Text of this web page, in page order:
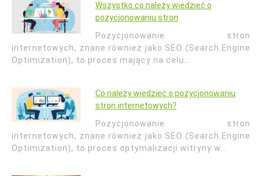
Wszystko co należy wiedzieć o
pozycjonowaniu stron
Pozycjonowanie stron
internetowych, znane również jako SEO (Search Engine
Optimization), to proces mający na celu…
Co należy wiedzieć o pozycjonowaniu
stron internetowych?
Pozycjonowanie stron
internetowych, znane również jako SEO (Search Engine
Optimization), to proces optymalizacji witryny w…